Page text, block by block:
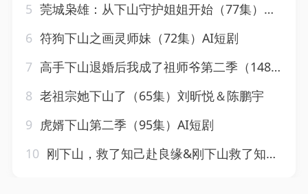
5 莞城枭雄：从下山守护姐姐开始（77集）胡文飞&朱梦茹&卢晟
6 符狗下山之画灵师妹（72集）AI短剧
7 高手下山退婚后我成了祖师爷第二季（148集）AI短剧
8 老祖宗她下山了（65集）刘昕悦＆陈鹏宇
9 虎婿下山第二季（95集）AI短剧
10 刚下山，救了知己赴良缘&刚下山救了知己赴良缘（80集）高广泽＆张婉琳